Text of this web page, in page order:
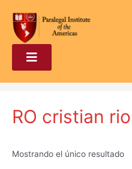
RO cristian
Mostrando el único resultado